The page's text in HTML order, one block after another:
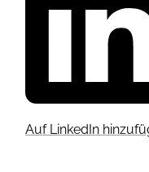
Auf LinkedIn